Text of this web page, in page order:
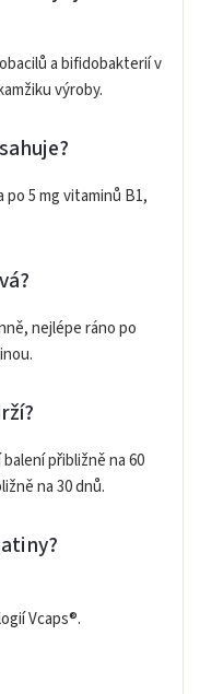
a bifidobakterií v
výroby.
po 5 mg vitaminů B1,
nejlépe ráno po
přibližně na 60
na 30 dnů.
Vcaps®.